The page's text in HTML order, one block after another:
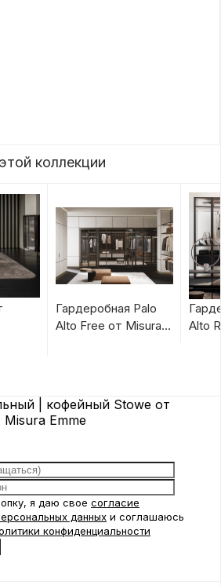
коллекции
Гардеробная Palo
Alto Free от Misura
Alto
| кофейный Stowe от
Misura Emme
я даю свое согласие
данных и соглашаюсь
конфиденциальности